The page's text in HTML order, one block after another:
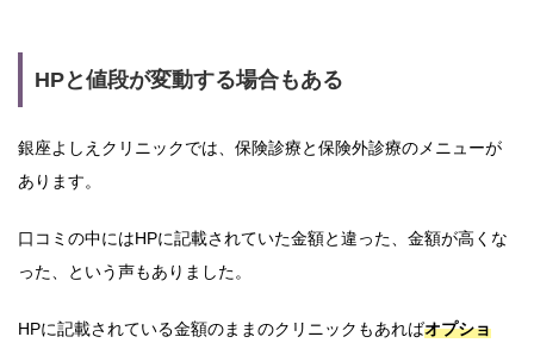
HPと値段が変動する場合もある
銀座よしえクリニックでは、保険診療と保険外診療のメニューが
あります。
口コミの中にはHPに記載されていた金額と違った、金額が高くな
った、という声もありました。
HPに記載されている金額のままのクリニックもあればオプショ